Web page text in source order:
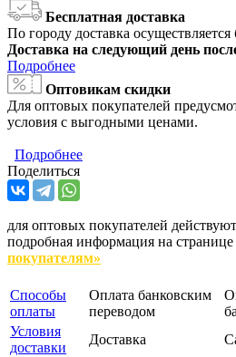
Бесплатная доставка
По городу доставка
Доставка на следующий день
Подробнее
Оптовикам скидки
Для оптовых покупателей
условия с выгодными ценами.
Подробнее
Поделиться
для оптовых покупателей
подробная информация на странице
покупателям»
Способы
оплаты
Оплата банковским
переводом
Условия
доставки
Доставка